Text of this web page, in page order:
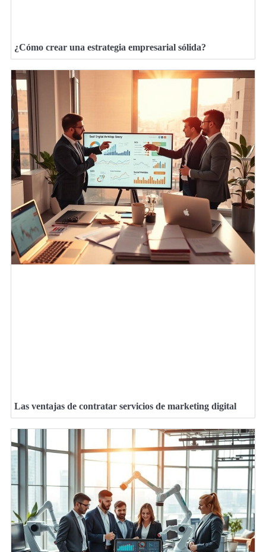
¿Cómo crear una estrategia empresarial sólida?
Las ventajas de contratar servicios de marketing digital